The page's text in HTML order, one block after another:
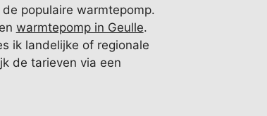
populaire warmtepomp.
warmtepomp in Geulle.
ik landelijke of regionale
de tarieven via een